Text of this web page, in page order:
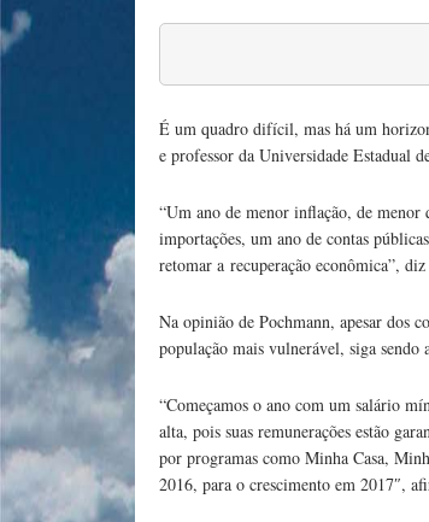
É um quadro difícil, mas há um
e professor da Universidade Estadual
“Um ano de menor inflação, de
importações, um ano de contas
retomar a recuperação econômica”,
Na opinião de Pochmann, apesar dos
população mais vulnerável, siga sendo
“Começamos o ano com um salário
alta, pois suas remunerações estão
por programas como Minha Casa,
2016, para o crescimento em 2017″,